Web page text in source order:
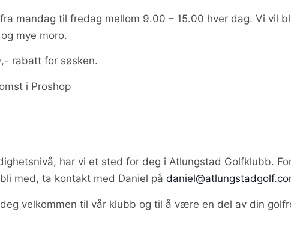
mandag til fredag mellom 9.00 – 15.00 hver dag. Vi vil
mye moro.
rabatt for søsken.
i Proshop
har vi et sted for deg i Atlungstad Golfklubb.
med, ta kontakt med Daniel på
velkommen til vår klubb og til å være en del av din